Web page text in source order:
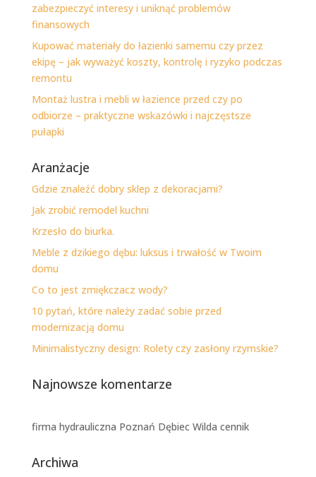
zabezpieczyć interesy i uniknąć problemów
finansowych
Kupować materiały do łazienki samemu czy przez
ekipę – jak wyważyć koszty, kontrolę i ryzyko podczas
remontu
Montaż lustra i mebli w łazience przed czy po
odbiorze – praktyczne wskazówki i najczęstsze
pułapki
Aranżacje
Gdzie znaleźć dobry sklep z dekoracjami?
Jak zrobić remodel kuchni
Krzesło do biurka.
Meble z dzikiego dębu: luksus i trwałość w Twoim
domu
Co to jest zmiękczacz wody?
10 pytań, które należy zadać sobie przed
modernizacją domu
Minimalistyczny design: Rolety czy zasłony rzymskie?
Najnowsze komentarze
firma hydrauliczna Poznań Dębiec Wilda cennik
Archiwa